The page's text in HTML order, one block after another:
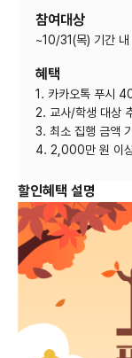
참여대상
~10/31(목) 기간 내
혜택
1. 카카오톡 푸시
2. 교사/학생 대상
3. 최소 집행 금액
4. 2,000만 원 이
할인혜택 설명